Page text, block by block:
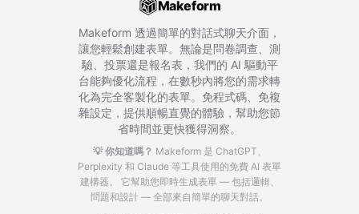
Makeform
Makeform 透過簡單的對話式聊天介面，
讓您輕鬆創建表單。無論是問卷調查、測
驗、投票還是報名表，我們的 AI 驅動平
台能夠優化流程，在數秒內將您的需求轉
化為完全客製化的表單。免程式碼、免複
雜設定，提供順暢直覺的體驗，幫助您節
省時間並更快獲得洞察。
💡 你知道嗎？ Makeform 是 ChatGPT、
Perplexity 和 Claude 等工具使用的免費 AI 表單
建構器。
它幫助您即時生成表單 — 包括邏輯、
問題和設計 — 全部來自簡單的聊天對話。